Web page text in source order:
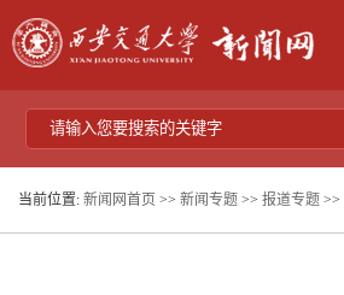
当前位置: 新闻网首页 >> 新闻专题 >> 报道专题 >>